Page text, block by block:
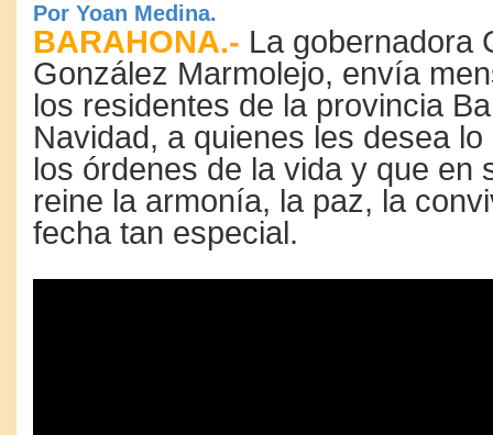
Por Yoan Medina.
BARAHONA.- La gobernadora
González Marmolejo, envía
los residentes de la provincia
Navidad, a quienes les desea
los órdenes de la vida y que en
reine la armonía, la paz, la
fecha tan especial.